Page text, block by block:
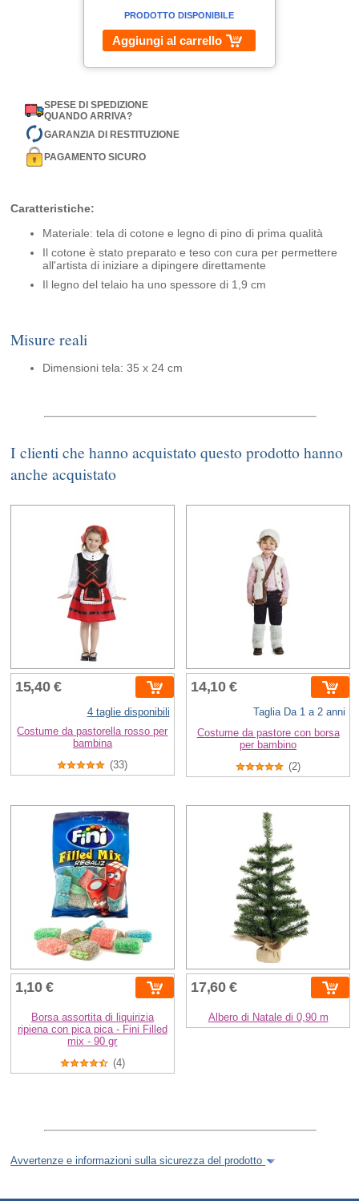
PRODOTTO DISPONIBILE
Aggiungi al carrello
SPESE DI SPEDIZIONE
QUANDO ARRIVA?
GARANZIA DI RESTITUZIONE
PAGAMENTO SICURO
Caratteristiche:
Materiale: tela di cotone e legno di pino di prima qualità
Il cotone è stato preparato e teso con cura per permettere
all'artista di iniziare a dipingere direttamente
Il legno del telaio ha uno spessore di 1,9 cm
Misure reali
Dimensioni tela: 35 x 24 cm
I clienti che hanno acquistato questo prodotto hanno
anche acquistato
15,40 €
4 taglie disponibili
Costume da pastorella rosso per
bambina
(33)
14,10 €
Taglia Da 1 a 2 anni
Costume da pastore con borsa
per bambino
(2)
1,10 €
Borsa assortita di liquirizia
ripiena con pica pica - Fini Filled
mix - 90 gr
(4)
17,60 €
Albero di Natale di 0,90 m
Avvertenze e informazioni sulla sicurezza del prodotto